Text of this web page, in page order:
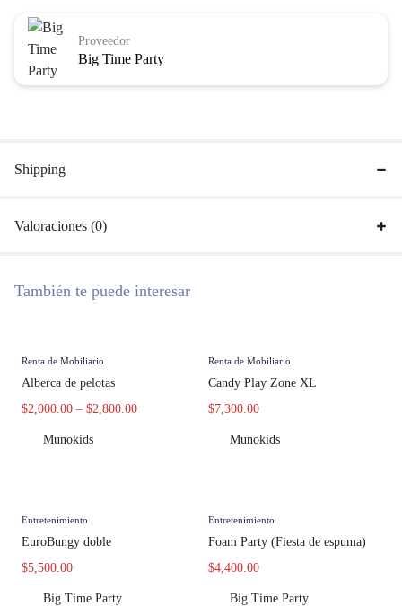
Big Time Party
Proveedor
Shipping
Valoraciones (0)
También te puede interesar
Renta de Mobiliario
Alberca de pelotas
$2,000.00 – $2,800.00
Munokids
Renta de Mobiliario
Candy Play Zone XL
$7,300.00
Munokids
Entretenimiento
EuroBungy doble
$5,500.00
Big Time Party
Entretenimiento
Foam Party (Fiesta de espuma)
$4,400.00
Big Time Party